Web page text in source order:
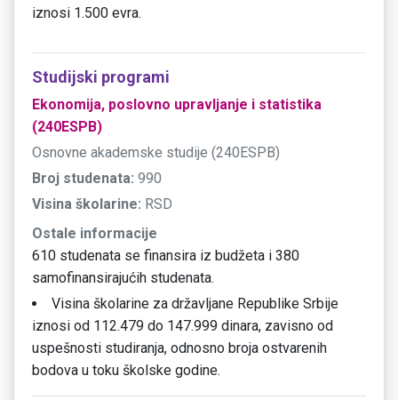
iznosi 1.500 evra.
Studijski programi
Ekonomija, poslovno upravljanje i statistika
(240ESPB)
Osnovne akademske studije (240ESPB)
Broj studenata: 990
Visina školarine: RSD
Ostale informacije
610 studenata se finansira iz budžeta i 380
samofinansirajućih studenata.
Visina školarine za državljane Republike Srbije
iznosi od 112.479 do 147.999 dinara, zavisno od
uspešnosti studiranja, odnosno broja ostvarenih
bodova u toku školske godine.